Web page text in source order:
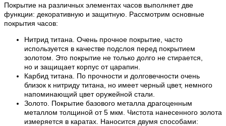
Покрытие на различных элементах часов выполняет две
функции: декоративную и защитную. Рассмотрим основные
покрытия часов:
Нитрид титана. Очень прочное покрытие, часто
используется в качестве подслоя перед покрытием
золотом. Это покрытие не только долго не стирается,
но и защищает корпус от царапин.
Карбид титана. По прочности и долговечности очень
близок к нитриду титана, но имеет черный цвет, немного
напоминающий цвет оружейной стали.
Золото. Покрытие базового металла драгоценным
металлом толщиной от 5 мкм. Чистота нанесенного золота
измеряется в каратах. Наносится двумя способами: